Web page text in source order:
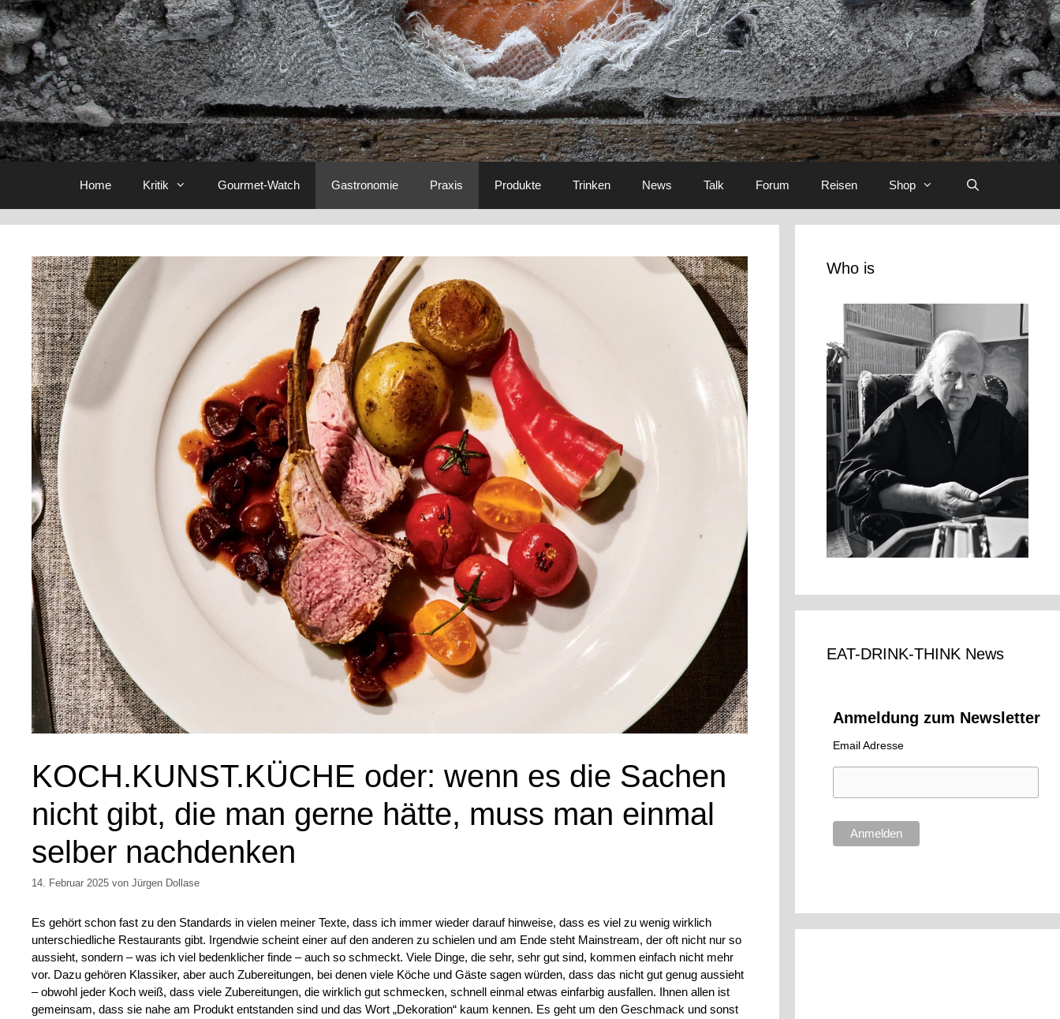
Home Kritik Gourmet-Watch Gastronomie Praxis Produkte Trinken News Talk Forum Reisen Shop
KOCH.KUNST.KÜCHE oder: wenn es die Sachen
nicht gibt, die man gerne hätte, muss man einmal
selber nachdenken
14. Februar 2025 von Jürgen Dollase
Es gehört schon fast zu den Standards in vielen meiner Texte, dass ich immer wieder darauf hinweise, dass es viel zu wenig wirklich
unterschiedliche Restaurants gibt. Irgendwie scheint einer auf den anderen zu schielen und am Ende steht Mainstream, der oft nicht nur so
aussieht, sondern – was ich viel bedenklicher finde – auch so schmeckt. Viele Dinge, die sehr, sehr gut sind, kommen einfach nicht mehr
vor. Dazu gehören Klassiker, aber auch Zubereitungen, bei denen viele Köche und Gäste sagen würden, dass das nicht gut genug aussieht
– obwohl jeder Koch weiß, dass viele Zubereitungen, die wirklich gut schmecken, schnell einmal etwas einfarbig ausfallen. Ihnen allen ist
gemeinsam, dass sie nahe am Produkt entstanden sind und das Wort „Dekoration“ kaum kennen. Es geht um den Geschmack und sonst
Who is
EAT-DRINK-THINK News
Anmeldung zum Newsletter
Email Adresse